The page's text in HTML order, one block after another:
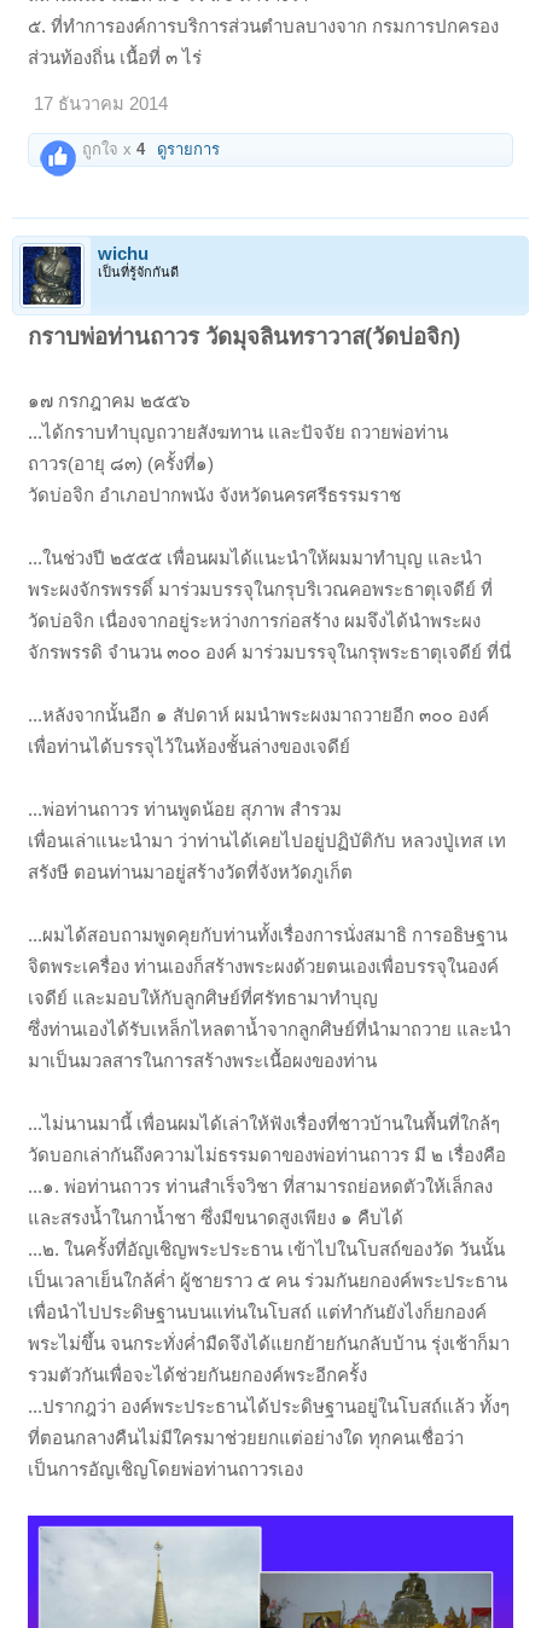
๕. ที่ทำการองค์การบริการส่วนตำบลบางจาก กรมการปกครอง
ส่วนท้องถิ่น เนื้อที่ ๓ ไร่
17 ธันวาคม 2014
ถูกใจ x4 ดูรายการ
wichu
เป็นที่รู้จักกันดี
กราบพ่อท่านถาวร วัดมุจลินทราวาส(วัดบ่อจิก)
๑๗ กรกฎาคม ๒๕๕๖
...ได้กราบทำบุญถวายสังฆทาน และปัจจัย ถวายพ่อท่าน
ถาวร(อายุ ๘๓) (ครั้งที่๑)
วัดบ่อจิก อำเภอปากพนัง จังหวัดนครศรีธรรมราช
...ในช่วงปี ๒๕๕๕ เพื่อนผมได้แนะนำให้ผมมาทำบุญ และนำ
พระผงจักรพรรดิ์ มาร่วมบรรจุในกรุบริเวณคอพระธาตุเจดีย์ ที่
วัดบ่อจิก เนื่องจากอยู่ระหว่างการก่อสร้าง ผมจึงได้นำพระผง
จักรพรรดิ จำนวน ๓๐๐ องค์ มาร่วมบรรจุในกรุพระธาตุเจดีย์ ที่นี่
...หลังจากนั้นอีก ๑ สัปดาห์ ผมนำพระผงมาถวายอีก ๓๐๐ องค์
เพื่อท่านได้บรรจุไว้ในห้องชั้นล่างของเจดีย์
...พ่อท่านถาวร ท่านพูดน้อย สุภาพ สำรวม
เพื่อนเล่าแนะนำมา ว่าท่านได้เคยไปอยู่ปฏิบัติกับ หลวงปู่เทส เท
สรังษี ตอนท่านมาอยู่สร้างวัดที่จังหวัดภูเก็ต
...ผมได้สอบถามพูดคุยกับท่านทั้งเรื่องการนั่งสมาธิ การอธิษฐาน
จิตพระเครื่อง ท่านเองก็สร้างพระผงด้วยตนเองเพื่อบรรจุในองค์
เจดีย์ และมอบให้กับลูกศิษย์ที่ศรัทธามาทำบุญ
ซึ่งท่านเองได้รับเหล็กไหลตาน้ำจากลูกศิษย์ที่นำมาถวาย และนำ
มาเป็นมวลสารในการสร้างพระเนื้อผงของท่าน
...ไม่นานมานี้ เพื่อนผมได้เล่าให้ฟังเรื่องที่ชาวบ้านในพื้นที่ใกล้ๆ
วัดบอกเล่ากันถึงความไม่ธรรมดาของพ่อท่านถาวร มี ๒ เรื่องคือ
...๑. พ่อท่านถาวร ท่านสำเร็จวิชา ที่สามารถย่อหดตัวให้เล็กลง
และสรงน้ำในกาน้ำชา ซึ่งมีขนาดสูงเพียง ๑ คืบได้
...๒. ในครั้งที่อัญเชิญพระประธาน เข้าไปในโบสถ์ของวัด วันนั้น
เป็นเวลาเย็นใกล้ค่ำ ผู้ชายราว ๕ คน ร่วมกันยกองค์พระประธาน
เพื่อนำไปประดิษฐานบนแท่นในโบสถ์ แต่ทำกันยังไงก็ยกองค์
พระไม่ขึ้น จนกระทั่งค่ำมืดจึงได้แยกย้ายกันกลับบ้าน รุ่งเช้าก็มา
รวมตัวกันเพื่อจะได้ช่วยกันยกองค์พระอีกครั้ง
...ปรากฎว่า องค์พระประธานได้ประดิษฐานอยู่ในโบสถ์แล้ว ทั้งๆ
ที่ตอนกลางคืนไม่มีใครมาช่วยยกแต่อย่างใด ทุกคนเชื่อว่า
เป็นการอัญเชิญโดยพ่อท่านถาวรเอง